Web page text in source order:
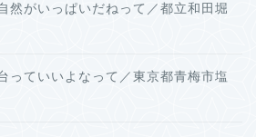
然がいっぱいだねって／都立和田堀
っていいよなって／東京都青梅市塩